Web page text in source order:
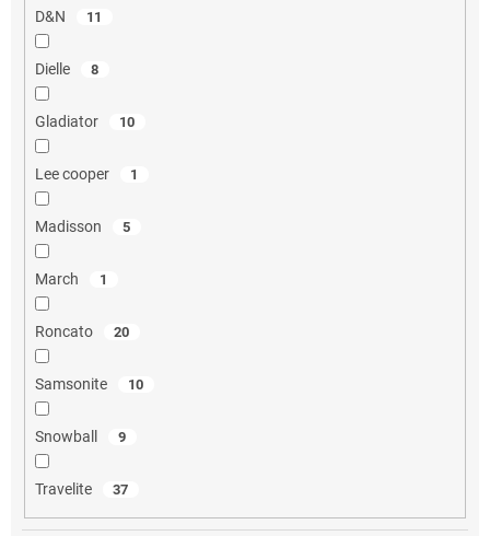
D&N 11
Dielle 8
Gladiator 10
Lee cooper 1
Madisson 5
March 1
Roncato 20
Samsonite 10
Snowball 9
Travelite 37